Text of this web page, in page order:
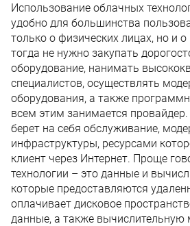
Использование облачных
удобно для большинства
только о физических лицах, но и
тогда не нужно закупать
оборудование, нанимать
специалистов, осуществлять
оборудования, а также
всем этим занимается
берет на себя обслуживание,
инфраструктуры, ресурсами
клиент через Интернет. Проще
технологии – это данные и
которые предоставляются
оплачивает дисковое
данные, а также вычислительную